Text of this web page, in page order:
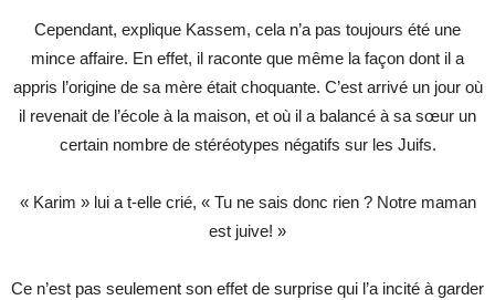
Cependant, explique Kassem, cela n’a pas toujours été une
mince affaire. En effet, il raconte que même la façon dont il a
appris l’origine de sa mère était choquante. C’est arrivé un jour où
il revenait de l’école à la maison, et où il a balancé à sa sœur un
certain nombre de stéréotypes négatifs sur les Juifs.
« Karim » lui a t-elle crié, « Tu ne sais donc rien ? Notre maman
est juive! »
Ce n’est pas seulement son effet de surprise qui l’a incité à garder